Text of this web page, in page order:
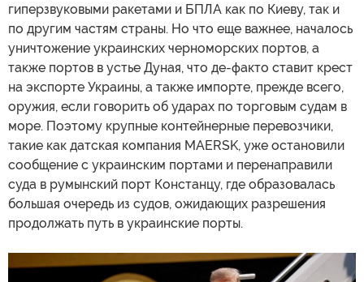
гиперзвуковыми ракетами и БПЛА как по Киеву, так и
по другим частям страны. Но что еще важнее, началось
уничтожение украинских черноморских портов, а
также портов в устье Дуная, что де-факто ставит крест
на экспорте Украины, а также импорте, прежде всего,
оружия, если говорить об ударах по торговым судам в
море. Поэтому крупные контейнерные перевозчики,
такие как датская компания MAERSK, уже остановили
сообщение с украинским портами и перенаправили
суда в румынский порт Констанцу, где образовалась
большая очередь из судов, ожидающих разрешения
продолжать путь в украинские порты.